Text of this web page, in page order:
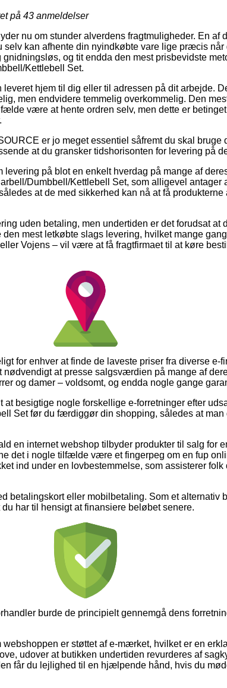
på 43 anmeldelser
nu om stunder alverdens fragtmuligheder. En af
selv kan afhente din nyindkøbte vare lige præcis når
gnidningsløs, og tit endda den mest prisbevidste
Kettlebell Set.
hjem til dig eller til adressen på dit arbejde.
men endvidere temmelig overkommelig. Den
være at hente ordren selv, men dette er
er jo meget essentiel såfremt du skal bruge
at du gransker tidshorisonten for levering på
levering på blot en enkelt hverdag på mange af
Dumbbell/Kettlebell Set, som alligevel antager
at de med sikkerhed kan nå at få produkterne
uden betaling, men undertiden er det forudsat at
mest letkøbte slags levering, hvilket mange
Vojens – vil være at få fragtfirmaet til at køre
for enhver at finde de laveste priser fra diverse e-
at presse salgsværdien på mange af
og damer – voldsomt, og endda nogle gange
besigtige nogle forskellige e-forretninger efter
Set før du færdiggør din shopping, således at man
en internet webshop tilbyder produkter til salg for
det i nogle tilfælde være et fingerpeg om en fup
ind under en lovbestemmelse, som assisterer folk
betalingskort eller mobilbetaling. Som et alternativ
har til hensigt at finansiere beløbet senere.
burde de principielt gennemgå dens
er støttet af e-mærket, hvilket er en
udover at butikken undertiden revurderes af
får du lejlighed til en hjælpende hånd, hvis du